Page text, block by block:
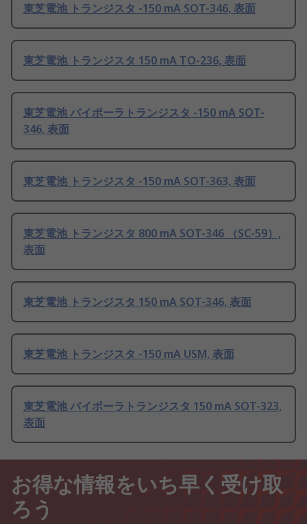
東芝電池 トランジスタ -150 mA SOT-346, 表面
東芝電池 トランジスタ 150 mA TO-236, 表面
東芝電池 バイポーラトランジスタ -150 mA SOT-
346, 表面
東芝電池 トランジスタ -150 mA SOT-363, 表面
東芝電池 トランジスタ 800 mA SOT-346 （SC-59）,
表面
東芝電池 トランジスタ 150 mA SOT-346, 表面
東芝電池 トランジスタ -150 mA USM, 表面
東芝電池 バイポーラトランジスタ 150 mA SOT-323,
表面
お得な情報をいち早く受け取
ろう